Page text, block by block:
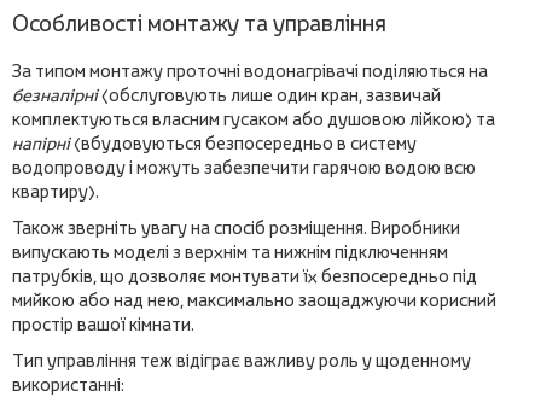
Особливості монтажу та управління
За типом монтажу проточні водонагрівачі поділяються на
безнапірні(обслуговують лише один кран, зазвичай
комплектуються власним гусаком або душовою лійкою) та
напірні(вбудовуються безпосередньо в систему
водопроводу і можуть забезпечити гарячою водою всю
квартиру).
Також зверніть увагу на спосіб розміщення. Виробники
випускають моделі з верхнім та нижнім підключенням
патрубків, що дозволяє монтувати їх безпосередньо під
мийкою або над нею, максимально заощаджуючи корисний
простір вашої кімнати.
Тип управління теж відіграє важливу роль у щоденному
використанні: